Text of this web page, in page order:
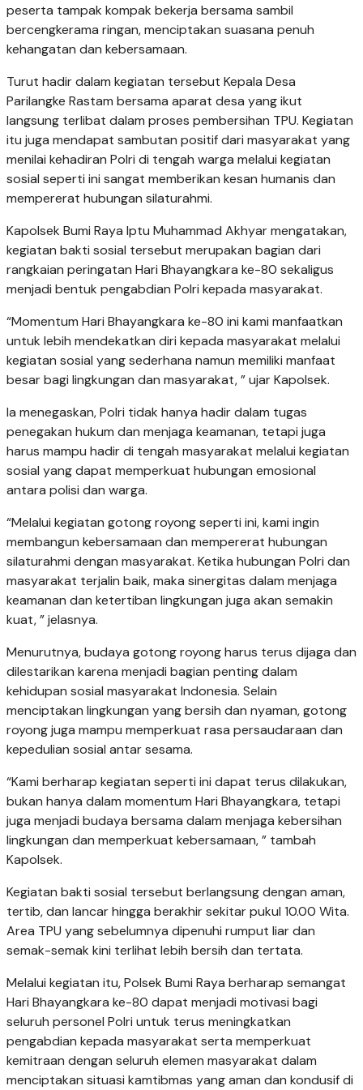
peserta tampak kompak bekerja bersama sambil
bercengkerama ringan, menciptakan suasana penuh
kehangatan dan kebersamaan.
Turut hadir dalam kegiatan tersebut Kepala Desa
Parilangke Rastam bersama aparat desa yang ikut
langsung terlibat dalam proses pembersihan TPU. Kegiatan
itu juga mendapat sambutan positif dari masyarakat yang
menilai kehadiran Polri di tengah warga melalui kegiatan
sosial seperti ini sangat memberikan kesan humanis dan
mempererat hubungan silaturahmi.
Kapolsek Bumi Raya Iptu Muhammad Akhyar mengatakan,
kegiatan bakti sosial tersebut merupakan bagian dari
rangkaian peringatan Hari Bhayangkara ke-80 sekaligus
menjadi bentuk pengabdian Polri kepada masyarakat.
“Momentum Hari Bhayangkara ke-80 ini kami manfaatkan
untuk lebih mendekatkan diri kepada masyarakat melalui
kegiatan sosial yang sederhana namun memiliki manfaat
besar bagi lingkungan dan masyarakat, ” ujar Kapolsek.
Ia menegaskan, Polri tidak hanya hadir dalam tugas
penegakan hukum dan menjaga keamanan, tetapi juga
harus mampu hadir di tengah masyarakat melalui kegiatan
sosial yang dapat memperkuat hubungan emosional
antara polisi dan warga.
“Melalui kegiatan gotong royong seperti ini, kami ingin
membangun kebersamaan dan mempererat hubungan
silaturahmi dengan masyarakat. Ketika hubungan Polri dan
masyarakat terjalin baik, maka sinergitas dalam menjaga
keamanan dan ketertiban lingkungan juga akan semakin
kuat, ” jelasnya.
Menurutnya, budaya gotong royong harus terus dijaga dan
dilestarikan karena menjadi bagian penting dalam
kehidupan sosial masyarakat Indonesia. Selain
menciptakan lingkungan yang bersih dan nyaman, gotong
royong juga mampu memperkuat rasa persaudaraan dan
kepedulian sosial antar sesama.
“Kami berharap kegiatan seperti ini dapat terus dilakukan,
bukan hanya dalam momentum Hari Bhayangkara, tetapi
juga menjadi budaya bersama dalam menjaga kebersihan
lingkungan dan memperkuat kebersamaan, ” tambah
Kapolsek.
Kegiatan bakti sosial tersebut berlangsung dengan aman,
tertib, dan lancar hingga berakhir sekitar pukul 10.00 Wita.
Area TPU yang sebelumnya dipenuhi rumput liar dan
semak-semak kini terlihat lebih bersih dan tertata.
Melalui kegiatan itu, Polsek Bumi Raya berharap semangat
Hari Bhayangkara ke-80 dapat menjadi motivasi bagi
seluruh personel Polri untuk terus meningkatkan
pengabdian kepada masyarakat serta memperkuat
kemitraan dengan seluruh elemen masyarakat dalam
menciptakan situasi kamtibmas yang aman dan kondusif di